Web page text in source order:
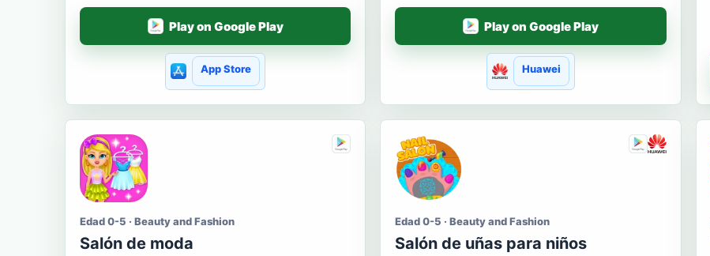
Play on Google Play
App Store
Play on Google Play
Huawei
Edad 0-5 · Beauty and Fashion
Salón de moda
Edad 0-5 · Beauty and Fashion
Salón de uñas para niños